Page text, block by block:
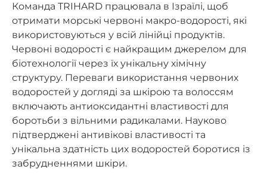
Команда TRIHARD працювала в Ізраїлі, щоб
отримати морські червоні макро-водорості, які
використовуються у всій лінійці продуктів.
Червоні водорості є найкращим джерелом для
біотехнології через їх унікальну хімічну
структуру. Переваги використання червоних
водоростей у догляді за шкірою та волоссям
включають антиоксидантні властивості для
боротьби з вільними радикалами. Науково
підтверджені антивікові властивості та
унікальна здатність цих водоростей боротися із
забрудненнями шкіри.